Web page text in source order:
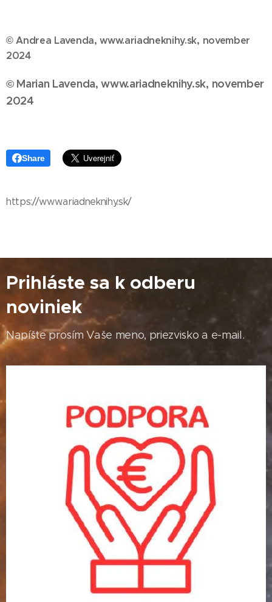
© Andrea Lavenda, www.ariadneknihy.sk, november
2024
© Marian Lavenda, www.ariadneknihy.sk, november
2024
Share
https://www.ariadneknihy.sk/
Prihláste sa k odberu
noviniek
Napíšte prosím Vaše meno, priezvisko a e-mail.